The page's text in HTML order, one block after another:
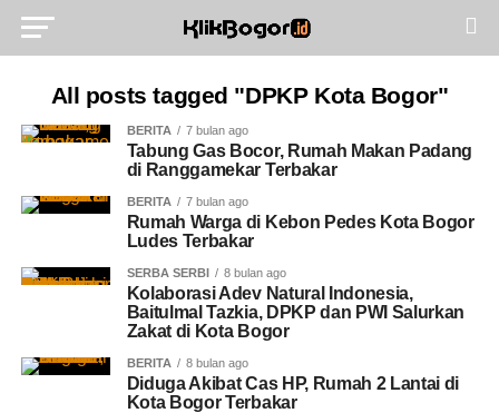
All posts tagged "DPKP Kota Bogor"
BERITA 7 bulan ago
Tabung Gas Bocor, Rumah Makan Padang
di Ranggamekar Terbakar
BERITA 7 bulan ago
Rumah Warga di Kebon Pedes Kota Bogor
Ludes Terbakar
SERBA SERBI 8 bulan ago
Kolaborasi Adev Natural Indonesia,
Baitulmal Tazkia, DPKP dan PWI Salurkan
Zakat di Kota Bogor
BERITA 8 bulan ago
Diduga Akibat Cas HP, Rumah 2 Lantai di
Kota Bogor Terbakar